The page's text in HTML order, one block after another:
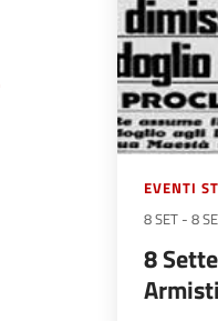
EVENTI
8 SET - 8
8